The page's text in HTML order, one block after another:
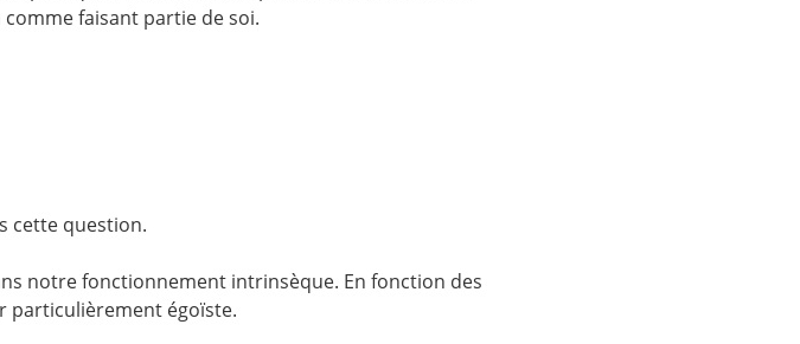
faisant partie de soi.
cette question.
notre fonctionnement intrinsèque. En fonction des
particulièrement égoïste.